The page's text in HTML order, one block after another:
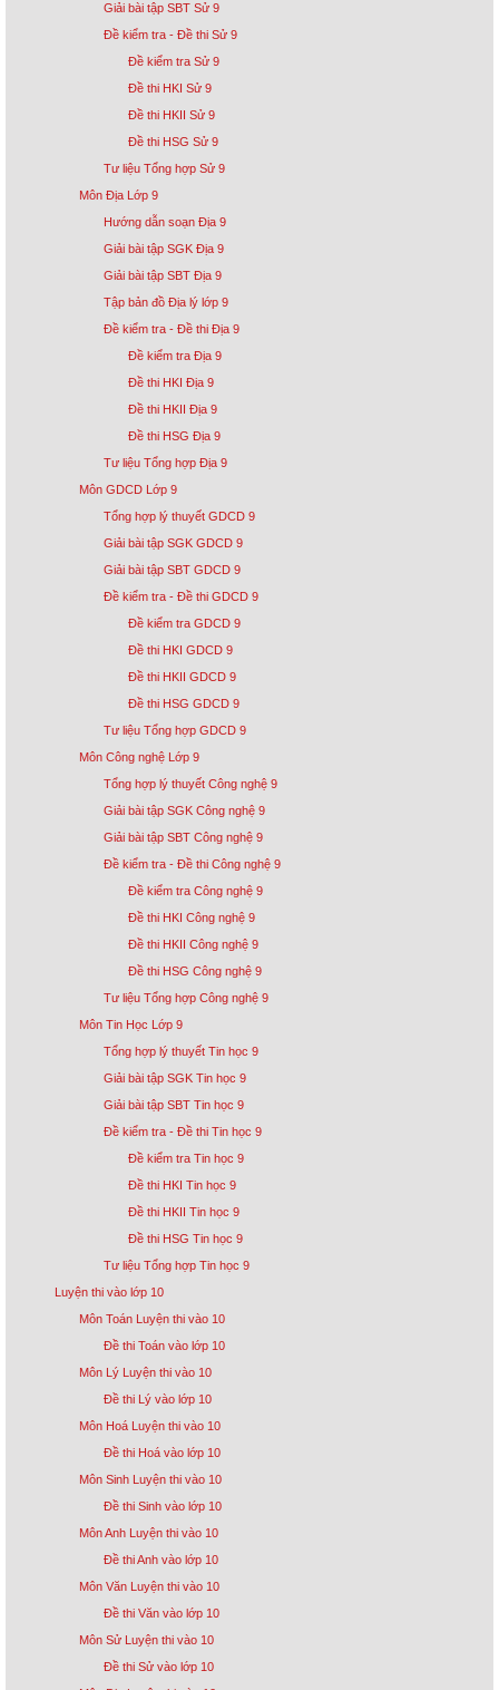
Giải bài tập SBT Sử 9
Đề kiểm tra - Đề thi Sử 9
Đề kiểm tra Sử 9
Đề thi HKI Sử 9
Đề thi HKII Sử 9
Đề thi HSG Sử 9
Tư liệu Tổng hợp Sử 9
Môn Địa Lớp 9
Hướng dẫn soạn Địa 9
Giải bài tập SGK Địa 9
Giải bài tập SBT Địa 9
Tập bản đồ Địa lý lớp 9
Đề kiểm tra - Đề thi Địa 9
Đề kiểm tra Địa 9
Đề thi HKI Địa 9
Đề thi HKII Địa 9
Đề thi HSG Địa 9
Tư liệu Tổng hợp Địa 9
Môn GDCD Lớp 9
Tổng hợp lý thuyết GDCD 9
Giải bài tập SGK GDCD 9
Giải bài tập SBT GDCD 9
Đề kiểm tra - Đề thi GDCD 9
Đề kiểm tra GDCD 9
Đề thi HKI GDCD 9
Đề thi HKII GDCD 9
Đề thi HSG GDCD 9
Tư liệu Tổng hợp GDCD 9
Môn Công nghệ Lớp 9
Tổng hợp lý thuyết Công nghệ 9
Giải bài tập SGK Công nghệ 9
Giải bài tập SBT Công nghệ 9
Đề kiểm tra - Đề thi Công nghệ 9
Đề kiểm tra Công nghệ 9
Đề thi HKI Công nghệ 9
Đề thi HKII Công nghệ 9
Đề thi HSG Công nghệ 9
Tư liệu Tổng hợp Công nghệ 9
Môn Tin Học Lớp 9
Tổng hợp lý thuyết Tin học 9
Giải bài tập SGK Tin học 9
Giải bài tập SBT Tin học 9
Đề kiểm tra - Đề thi Tin học 9
Đề kiểm tra Tin học 9
Đề thi HKI Tin học 9
Đề thi HKII Tin học 9
Đề thi HSG Tin học 9
Tư liệu Tổng hợp Tin học 9
Luyện thi vào lớp 10
Môn Toán Luyện thi vào 10
Đề thi Toán vào lớp 10
Môn Lý Luyện thi vào 10
Đề thi Lý vào lớp 10
Môn Hoá Luyện thi vào 10
Đề thi Hoá vào lớp 10
Môn Sinh Luyện thi vào 10
Đề thi Sinh vào lớp 10
Môn Anh Luyện thi vào 10
Đề thi Anh vào lớp 10
Môn Văn Luyện thi vào 10
Đề thi Văn vào lớp 10
Môn Sử Luyện thi vào 10
Đề thi Sử vào lớp 10